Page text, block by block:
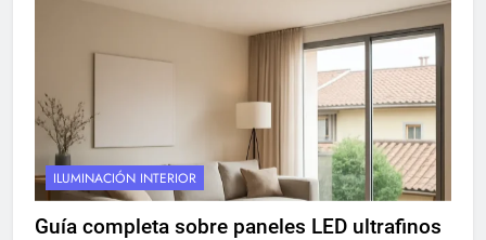
ILUMINACIÓN INTERIOR
Guía completa sobre paneles LED ultrafinos